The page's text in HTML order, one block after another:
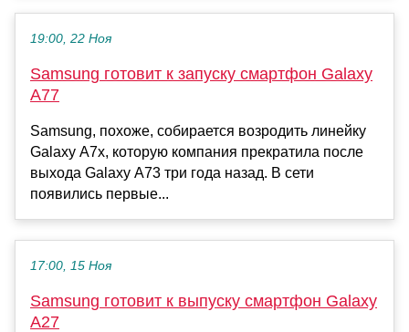
19:00, 22 Ноя
Samsung готовит к запуску смартфон Galaxy
A77
Samsung, похоже, собирается возродить линейку
Galaxy A7x, которую компания прекратила после
выхода Galaxy A73 три года назад. В сети
появились первые...
17:00, 15 Ноя
Samsung готовит к выпуску смартфон Galaxy
A27